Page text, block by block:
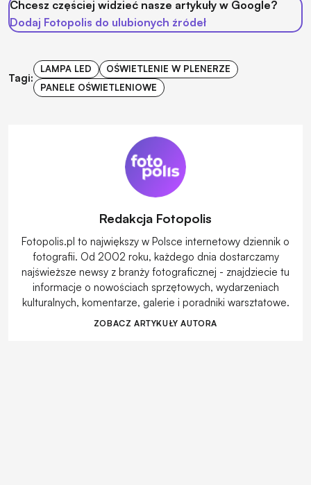
Chcesz częściej widzieć nasze artykuły w Google?
Dodaj Fotopolis do ulubionych źródeł
Tagi:
LAMPA LED
OŚWIETLENIE W PLENERZE
PANELE OŚWIETLENIOWE
Redakcja Fotopolis
Fotopolis.pl to największy w Polsce internetowy dziennik o
fotografii. Od 2002 roku, każdego dnia dostarczamy
najświeższe newsy z branży fotograficznej - znajdziecie tu
informacje o nowościach sprzętowych, wydarzeniach
kulturalnych, komentarze, galerie i poradniki warsztatowe.
ZOBACZ ARTYKUŁY AUTORA